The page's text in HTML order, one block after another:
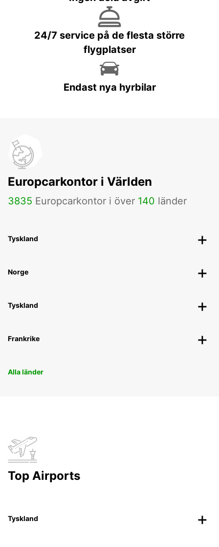
24/7 service på de flesta större
flygplatser
Endast nya hyrbilar
Europcarkontor i Världen
3835 Europcarkontor i över 140 länder
Tyskland
Norge
Tyskland
Frankrike
Alla länder
Top Airports
Tyskland